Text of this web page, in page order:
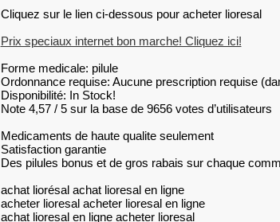
Cliquez sur le lien ci-dessous pour acheter lioresal
Prix speciaux internet bon marche! Cliquez ici!
Forme medicale: pilule
Ordonnance requise: Aucune prescription requise
Disponibilité: In Stock!
Note 4,57 / 5 sur la base de 9656 votes d’utilisateurs
Medicaments de haute qualite seulement
Satisfaction garantie
Des pilules bonus et de gros rabais sur chaque
achat liorésal achat lioresal en ligne
acheter lioresal acheter lioresal en ligne
achat lioresal en ligne acheter lioresal